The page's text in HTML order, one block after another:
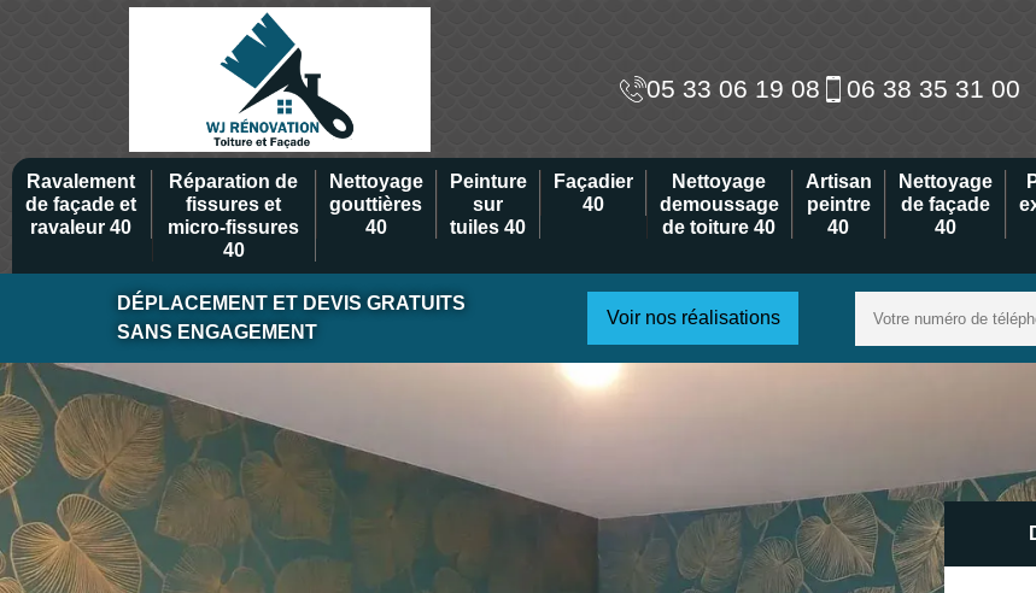
05 33 06 19 08 06 38 35 31 00
Ravalement
de façade et
ravaleur 40
Réparation de
fissures et
micro-fissures
40
Nettoyage
gouttières
40
Peinture
sur
tuiles 40
Façadier
40
Nettoyage
demoussage
de toiture 40
Artisan
peintre
40
Nettoyage
de façade
40
DÉPLACEMENT ET DEVIS GRATUITS
SANS ENGAGEMENT
Voir nos réalisations